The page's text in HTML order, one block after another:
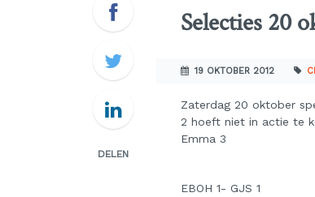
Selecties 20
19 OKTOBER 2012
Zaterdag 20 oktober
2 hoeft niet in actie te
Emma 3
EBOH 1- GJS 1
DELEN